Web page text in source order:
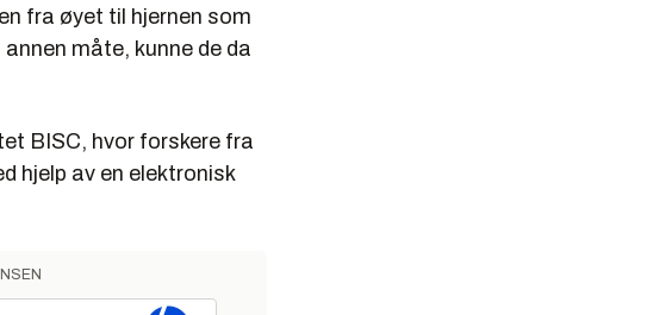
fra øyet til hjernen som
måte, kunne de da
BISC, hvor forskere fra
hjelp av en elektronisk